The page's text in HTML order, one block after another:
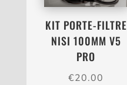
KIT PORTE-FILTRE
NISI 100MM V5
PRO
€20.00